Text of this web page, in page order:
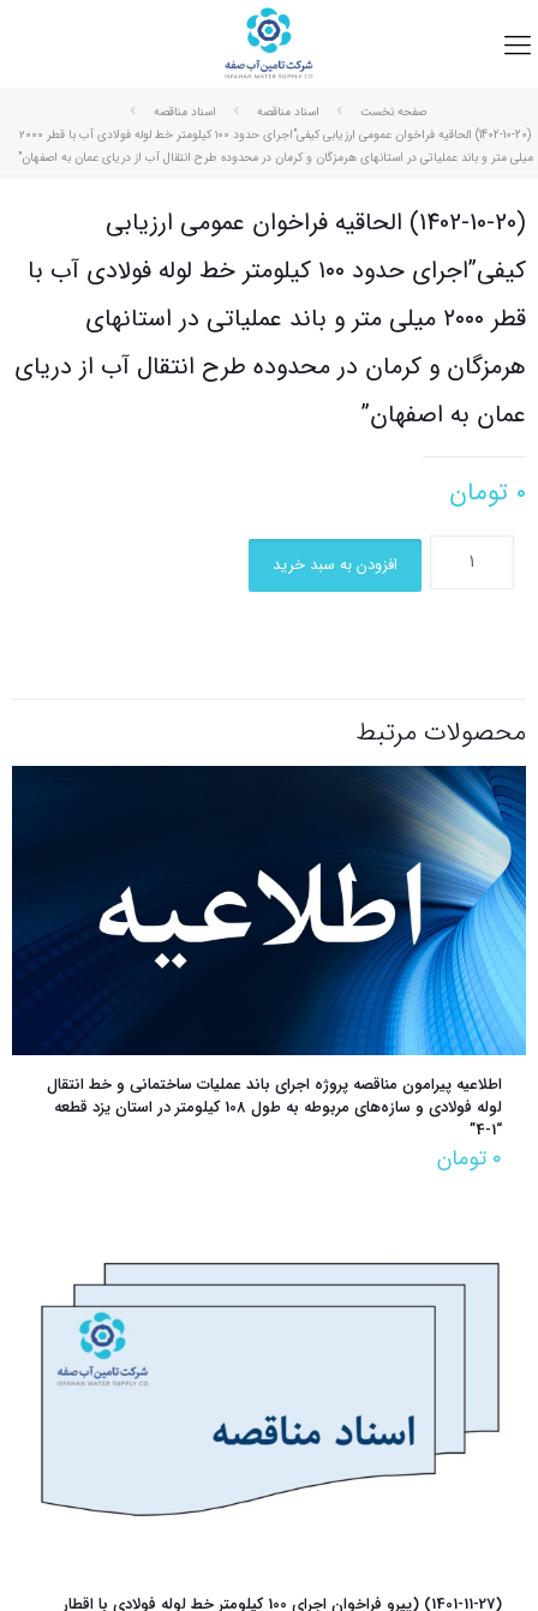
صفحه نخست اسناد مناقصه
اسناد مناقصه
(1402-10-20) الحاقیه فراخوان عمومی ارزیابی کیفی”اجرای حدود ۱۰۰ کیلومتر خط لوله فولادی آب با قطر ۲۰۰۰
میلی متر و باند عملیاتی در استانهای هرمزگان و کرمان در محدوده طرح انتقال آب از دریای عمان به اصفهان”
(1402-10-20) الحاقیه فراخوان عمومی ارزیابی
کیفی”اجرای حدود ۱۰۰ کیلومتر خط لوله فولادی آب با
قطر ۲۰۰۰ میلی متر و باند عملیاتی در استانهای
هرمزگان و کرمان در محدوده طرح انتقال آب از دریای
عمان به اصفهان”
۰ تومان
افزودن به سبد خرید
محصولات مرتبط
اطلاعیه پیرامون مناقصه پروژه اجرای باند عملیات ساختمانی و خط انتقال
لوله فولادی و سازه‌های مربوطه به طول 108 کیلومتر در استان یزد قطعه
“1-4”
۰ تومان
(1401-11-27) (پیرو فراخوان اجرای 100 کیلومتر خط لوله فولادی با اقطار